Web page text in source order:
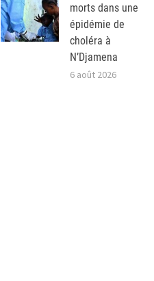
morts dans une
épidémie de
choléra à
N’Djamena
6 août 2026